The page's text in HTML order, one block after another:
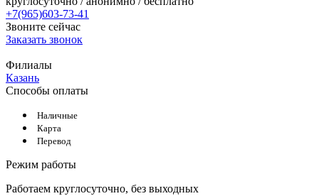
+7(965)603-73-41
Звоните сейчас
Заказать звонок
Филиалы
Казань
Способы оплаты
Наличные
Карта
Перевод
Режим работы
Работаем круглосуточно, без выходных